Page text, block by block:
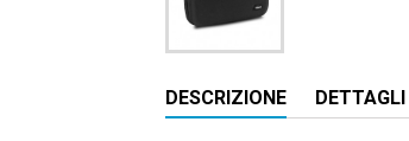
DESCRIZIONE